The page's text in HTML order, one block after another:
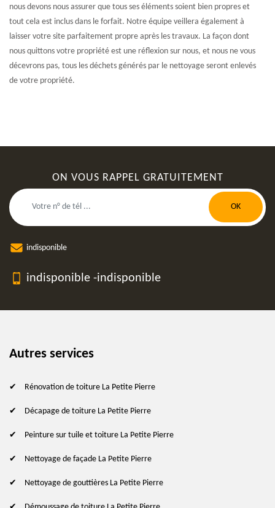
nous devons nous assurer que tous ses éléments soient bien propres et
tout cela est inclus dans le forfait. Notre équipe veillera également à
laisser votre site parfaitement propre après les travaux. La façon dont
nous quittons votre propriété est une réflexion sur nous, et nous ne vous
décevrons pas, tous les déchets générés par le nettoyage seront enlevés
de votre propriété.
ON VOUS RAPPEL GRATUITEMENT
indisponible
indisponible -indisponible
Autres services
Rénovation de toiture La Petite Pierre
Décapage de toiture La Petite Pierre
Peinture sur tuile et toiture La Petite Pierre
Nettoyage de façade La Petite Pierre
Nettoyage de gouttières La Petite Pierre